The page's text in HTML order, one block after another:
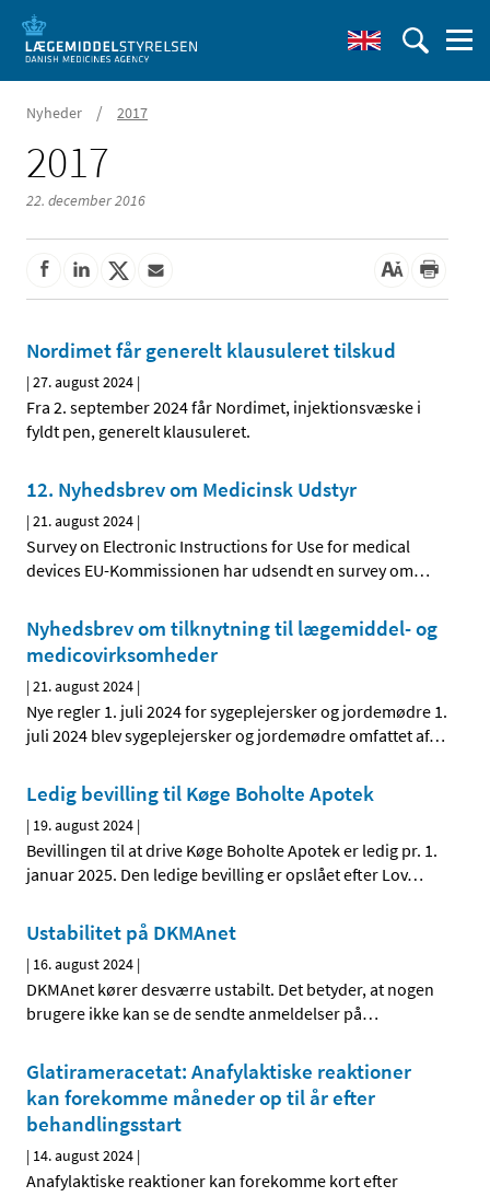
Nyheder / 2017
2017
22. december 2016
Nordimet får generelt klausuleret tilskud
|27. august 2024 |
Fra 2. september 2024 får Nordimet, injektionsvæske i
fyldt pen, generelt klausuleret.
12. Nyhedsbrev om Medicinsk Udstyr
|21. august 2024 |
Survey on Electronic Instructions for Use for medical
devices EU-Kommissionen har udsendt en survey om…
Nyhedsbrev om tilknytning til lægemiddel- og
medicovirksomheder
|21. august 2024 |
Nye regler 1. juli 2024 for sygeplejersker og jordemødre 1.
juli 2024 blev sygeplejersker og jordemødre omfattet af…
Ledig bevilling til Køge Boholte Apotek
| 19. august 2024 |
Bevillingen til at drive Køge Boholte Apotek er ledig pr. 1.
januar 2025. Den ledige bevilling er opslået efter Lov…
Ustabilitet på DKMAnet
| 16. august 2024 |
DKMAnet kører desværre ustabilt. Det betyder, at nogen
brugere ikke kan se de sendte anmeldelser på…
Glatirameracetat: Anafylaktiske reaktioner
kan forekomme måneder op til år efter
behandlingsstart
| 14. august 2024 |
Anafylaktiske reaktioner kan forekomme kort efter